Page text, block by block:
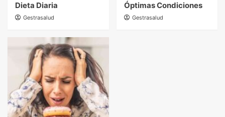
Dieta Diaria
Gestrasalud
Óptimas Condiciones
Gestrasalud